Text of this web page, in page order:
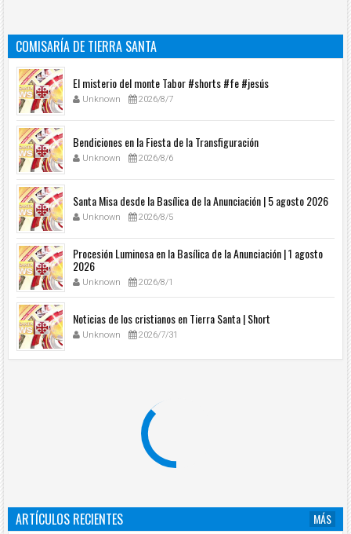
COMISARÍA DE TIERRA SANTA
El misterio del monte Tabor #shorts #fe #jesús
Unknown 2026/8/7
Bendiciones en la Fiesta de la Transfiguración
Unknown 2026/8/6
Santa Misa desde la Basílica de la Anunciación | 5 agosto 2026
Unknown 2026/8/5
Procesión Luminosa en la Basílica de la Anunciación | 1 agosto
2026
Unknown 2026/8/1
Noticias de los cristianos en Tierra Santa | Short
Unknown 2026/7/31
ARTÍCULOS RECIENTES
MÁS